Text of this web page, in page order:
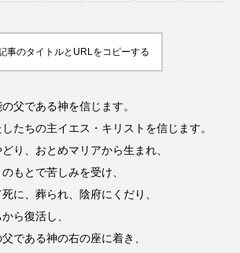
事のタイトルとURLをコピーする
父である神を信じます。
たちの主イエス・キリストを信じます。
り、おとめマリアから生まれ、
もとで苦しみを受け、
に、葬られ、陰府にくだり、
ら復活し、
である神の右の座に着き、